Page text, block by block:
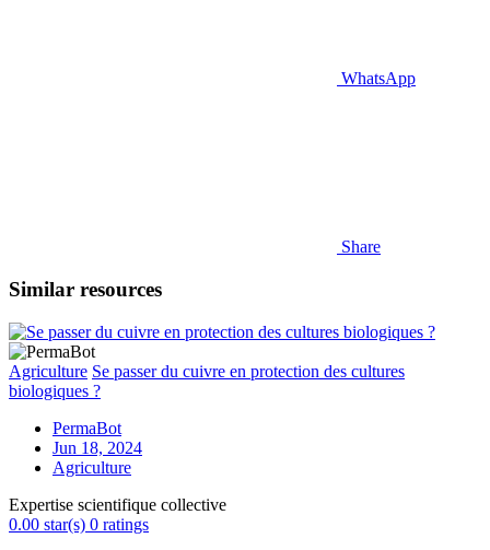
WhatsApp
Share
Similar resources
Agriculture Se passer du cuivre en protection des cultures
biologiques ?
PermaBot
Jun 18, 2024
Agriculture
Expertise scientifique collective
0.00 star(s) 0 ratings